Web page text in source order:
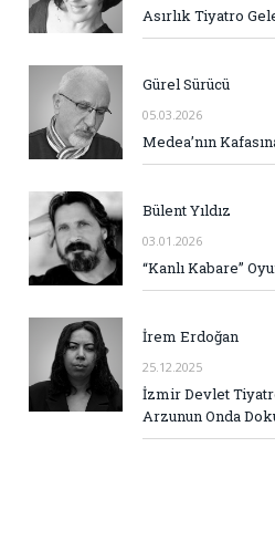
Asırlık Tiyatro
Gürel Sürücü
05.03.2026
Medea’nın
Bülent Yıldız
03.01.2026
“Kanlı Kabare”
İrem Erdoğan
25.12.2025
İzmir Devlet
Arzunun Onda